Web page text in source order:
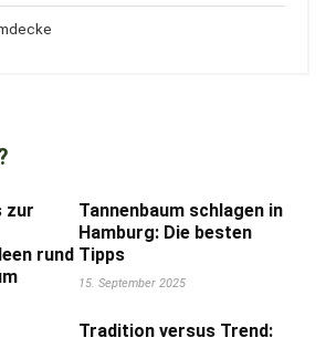
zur
rund
Tannenbaum schlagen in
Hamburg: Die besten
Tipps
15. September 2025
Tradition versus Trend: